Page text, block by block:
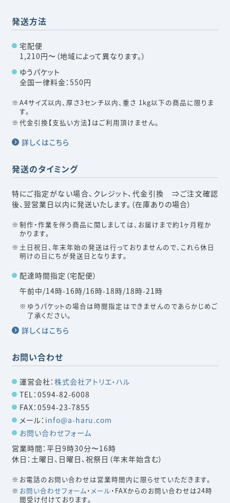
発送方法
宅配便
1,210円〜（地域によって異なります。）
ゆうパケット
全国一律料金：550円
A4サイズ以内、厚さ3センチ以内、重さ 1kg以下の商品に限りま
す。
代金引換【支払い方法】はご利用頂けません。
詳しくはこちら
発送のタイミング
特にご指定がない場合、クレジット、代金引換 ⇒ご注文確認
後、翌営業日以内に発送いたします。（在庫ありの場合）
制作・作業を伴う商品に関しましては、お届けまで約1ヶ月程か
かります。
土日祝日、年末年始の発送は行っておりませんので、これら休日
明けの日にちが発送日となります。
配達時間指定（宅配便）
午前中/14時-16時/16時-18時/18時-21時
ゆうパケットの場合は時間指定はできませんのであらかじめご
了承ください。
詳しくはこちら
お問い合わせ
運営会社： 株式会社アトリエ・ハル
TEL：0594-82-6008
FAX：0594-23-7855
メール： info@a-haru.com
お問い合わせフォーム
営業時間：平日9時30分〜16時
休日：土曜日、日曜日、祝祭日（年末年始含む）
お電話のお問い合わせは営業時間内に限らせていただきます。
お問い合わせフォーム・ メール ・FAXからのお問い合わせは24時
間受け付けております。